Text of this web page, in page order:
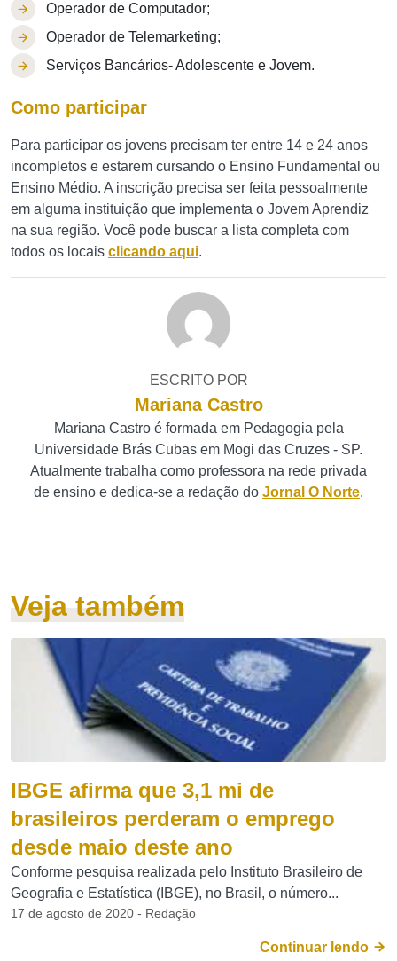
Operador de Computador;
Operador de Telemarketing;
Serviços Bancários- Adolescente e Jovem.
Como participar
Para participar os jovens precisam ter entre 14 e 24 anos
incompletos e estarem cursando o Ensino Fundamental ou
Ensino Médio. A inscrição precisa ser feita pessoalmente
em alguma instituição que implementa o Jovem Aprendiz
na sua região. Você pode buscar a lista completa com
todos os locais clicando aqui.
ESCRITO POR
Mariana Castro
Mariana Castro é formada em Pedagogia pela
Universidade Brás Cubas em Mogi das Cruzes - SP.
Atualmente trabalha como professora na rede privada
de ensino e dedica-se a redação do Jornal O Norte.
Veja também
IBGE afirma que 3,1 mi de
brasileiros perderam o emprego
desde maio deste ano
Conforme pesquisa realizada pelo Instituto Brasileiro de
Geografia e Estatística (IBGE), no Brasil, o número...
17 de agosto de 2020 - Redação
Continuar lendo